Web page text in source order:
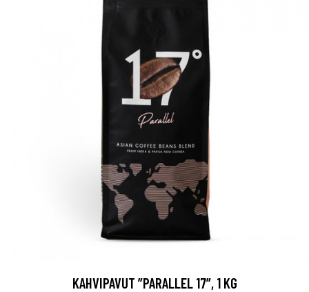
KAHVIPAVUT ”PARALLEL 17”, 1 KG